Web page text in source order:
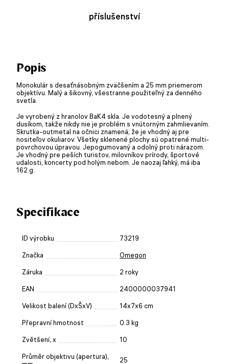
příslušenství
Popis
Monokulár s desaťnásobným zväčšením a 25 mm priemerom
objektívu. Malý a šikovný, všestranne použiteľný za denného
svetla.
Je vyrobený z hranolov BaK4 skla. Je vodotesný a plnený
dusíkom, takže nikdy nie je problém s vnútorným zahmlievaním.
Skrutka-outmetal na očnici znamená, že je vhodný aj pre
nositeľov okuliarov. Všetky sklenené plochy sú opatrené multi-
povrchovou úpravou. Jepogumovaný a odolný proti nárazom.
Je vhodný pre peších turistov, milovníkov prírody, športové
udalosti, koncerty pod holým nebom. Je naozaj ľahký, má iba
162 g.
Specifikace
ID výrobku 73219
Značka Omegon
Záruka 2 roky
EAN 2400000037941
Velikost balení (DxŠxV) 14x7x6 cm
Přepravní hmotnost 0.3 kg
Zvětšení, x 10
Průměr objektivu (apertura),
25